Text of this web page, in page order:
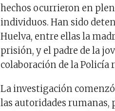
hechos ocurrieron en
individuos. Han sido
Huelva, entre ellas la
prisión, y el padre de la
colaboración de la Policía
La investigación
las autoridades